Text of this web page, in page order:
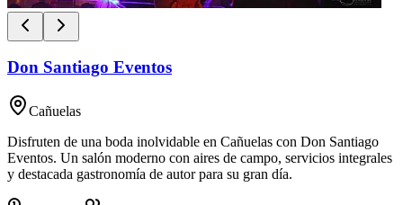
Don Santiago Eventos
Cañuelas
Disfruten de una boda inolvidable en Cañuelas con Don Santiago
Eventos. Un salón moderno con aires de campo, servicios integrales
y destacada gastronomía de autor para su gran día.